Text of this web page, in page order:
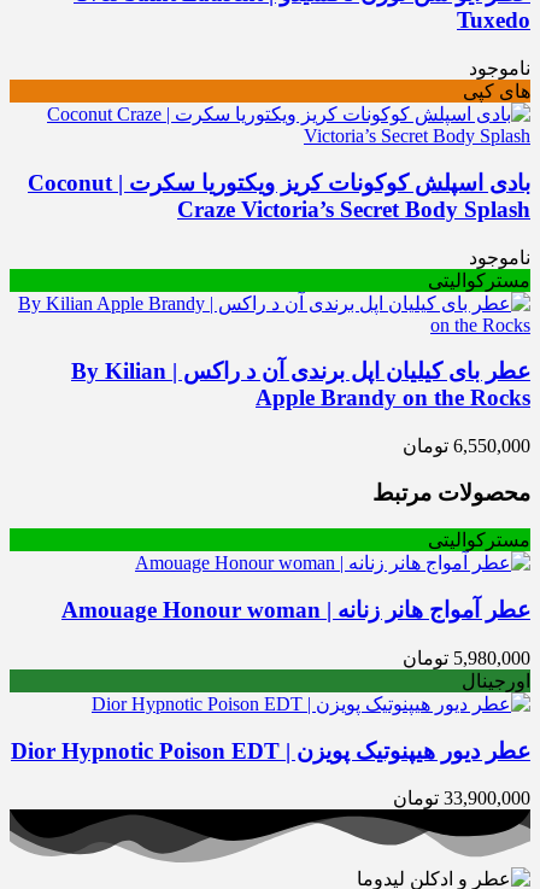
Tuxedo
ناموجود
های کپی
بادی اسپلش کوکونات کریز ویکتوریا سکرت | Coconut
Craze Victoria’s Secret Body Splash
ناموجود
مسترکوالیتی
عطر بای کیلیان اپل برندی آن د راکس | By Kilian
Apple Brandy on the Rocks
6,550,000 تومان
محصولات مرتبط
مسترکوالیتی
عطر آمواج هانر زنانه | Amouage Honour woman
5,980,000 تومان
اورجینال
عطر دیور هیپنوتیک پویزن | Dior Hypnotic Poison EDT
33,900,000 تومان